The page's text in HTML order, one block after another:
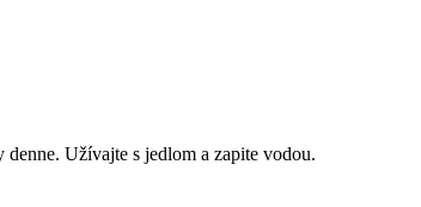
Užívajte s jedlom a zapite vodou.